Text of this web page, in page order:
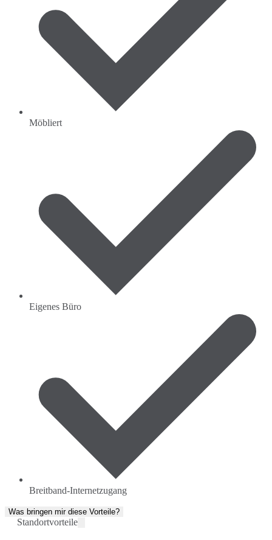
Möbliert
Eigenes Büro
Breitband-Internetzugang
Was bringen mir diese Vorteile?
Standortvorteile